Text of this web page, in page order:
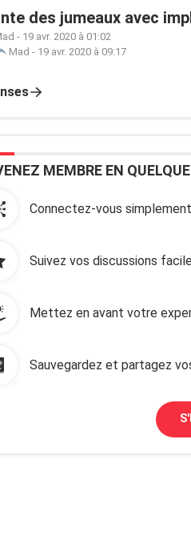
des jumeaux avec
- 19 avr. 2020 à 01:02
Mad - 19 avr. 2020 à 09:17
MEMBRE EN
Connectez-vous
Suivez vos discussions
Mettez en avant votre
Sauvegardez et partagez